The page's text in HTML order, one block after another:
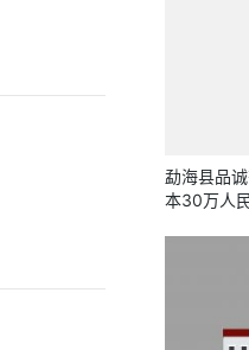
勐海县品
本30万人